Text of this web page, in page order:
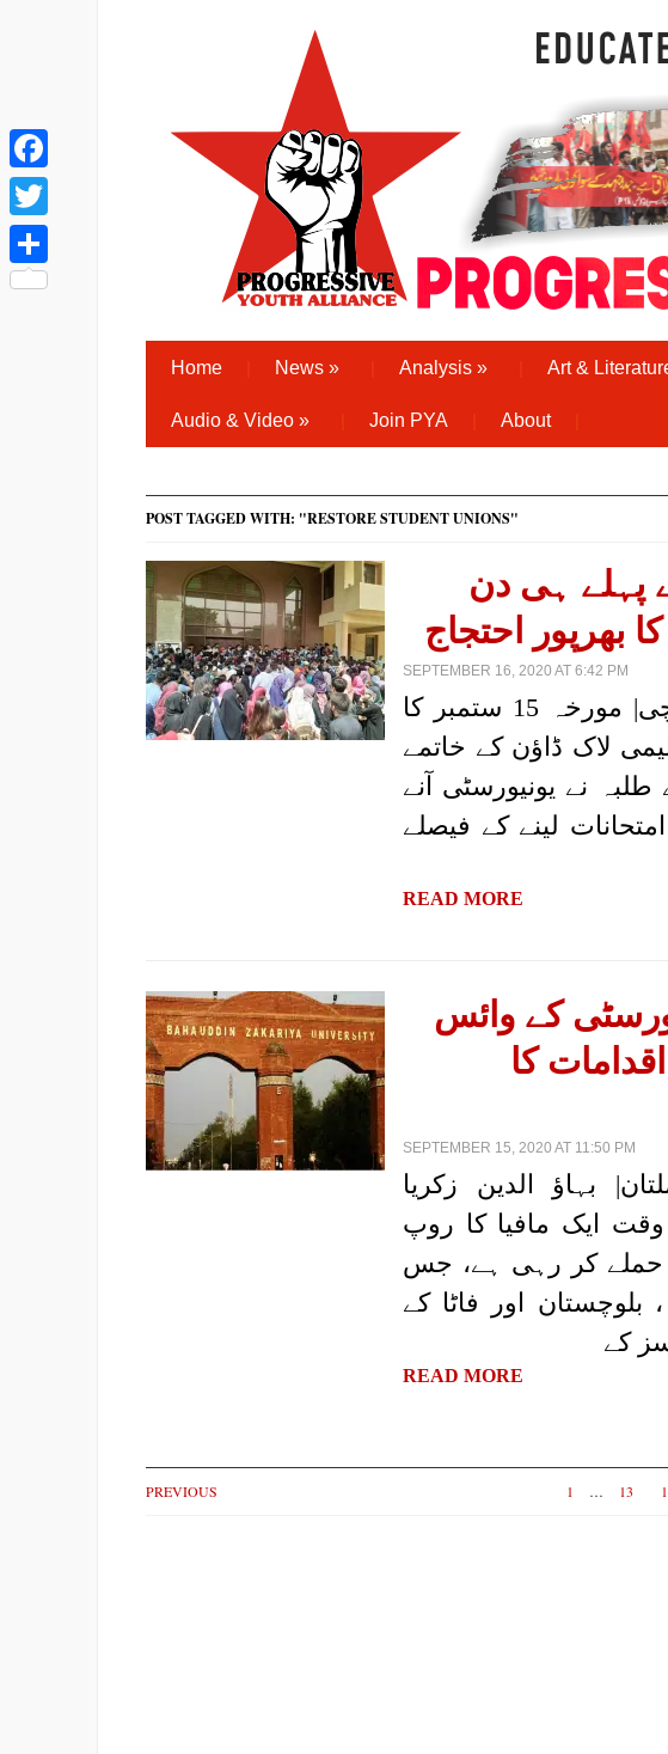
Home News » Analysis » Art &
Audio & Video » Join PYA About
POST TAGGED WITH: "RESTORE STUDENT UNIONS"
پہلے ہی دن
بھرپور احتجاج
SEPTEMBER 16, 2020 AT 6:42 PM
|رپورٹ: پروگریسو یوتھ الائنس، کراچی| مورخہ 15 ستمبر کا
لاک ڈاؤن کے خاتمے
نے یونیورسٹی آنے
لینے کے فیصلے
READ MORE
کے وائس
کا
SEPTEMBER 15, 2020 AT 11:50 PM
بہاؤ الدین زکریا
وقت ایک مافیا کا روپ
حملے کر رہی ہے، جس
اور فاٹا کے
کے
READ MORE
PREVIOUS 1 … 13
Facebook
Twitter
Share